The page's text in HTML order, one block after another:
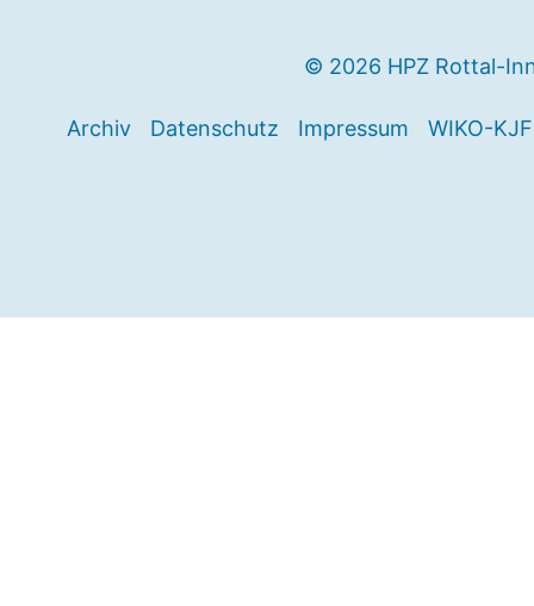
© 2026 HPZ Rottal-
Archiv Datenschutz Impressum WIKO-KJF